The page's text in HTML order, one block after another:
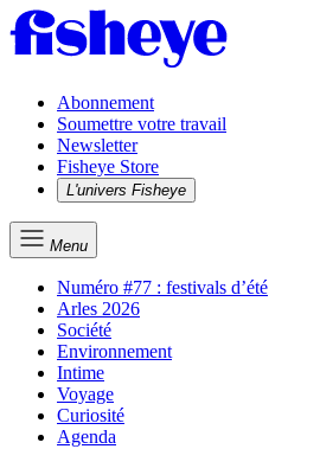
Abonnement
Soumettre votre travail
Newsletter
Fisheye Store
L'univers Fisheye
Menu
Numéro #77 : festivals d’été
Arles 2026
Société
Environnement
Intime
Voyage
Curiosité
Agenda